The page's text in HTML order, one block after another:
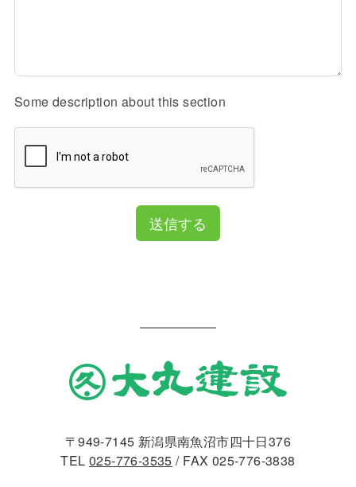
Some description about this section
送信する
〒949-7145 新潟県南魚沼市四十日376
TEL025-776-3535 / FAX 025-776-3838